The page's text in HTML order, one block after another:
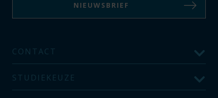
NIEUWSBRIEF
CONTACT
STUDIEKEUZE